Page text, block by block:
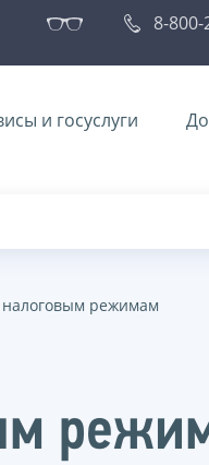
8-
и госуслуги
режимам